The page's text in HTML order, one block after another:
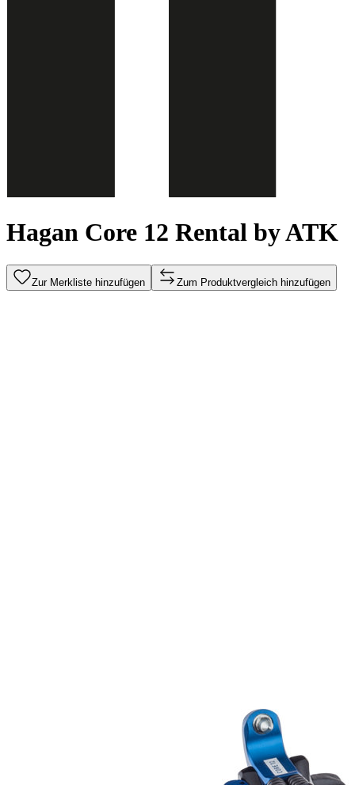
Hagan Core 12 Rental by ATK
Zur Merkliste hinzufügen Zum Produktvergleich hinzufügen